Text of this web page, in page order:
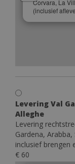
Corvara, La
(inclusief
Levering Val
Alleghe
Levering
Gardena,
inclusief brengen
€ 60